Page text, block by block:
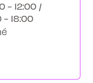
- 12:00 /
- 18:00